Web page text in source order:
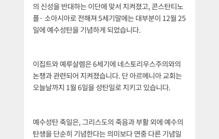
의 신성을 반대하는 이단에 맞서 지켜졌고, 콘스탄티노
플· 소아시아로 전해져 5세기말에는 대부분이 12월 25
일에 예수성탄을 기념하게 되었습니다.
이집트와 예루살렘은 6세기에 네스토리우스주의와의
논쟁과 관련되어 지켜졌습니다. 단 아르메니아 교회는
오늘날까지 1월 6일을 성탄일로 지키고 있습니다.
예수성탄 축일은, 그리스도의 죽음과 부활 외에 예수의
탄생을 단순히 기념한다는 의미보다 연중 다른 기념일